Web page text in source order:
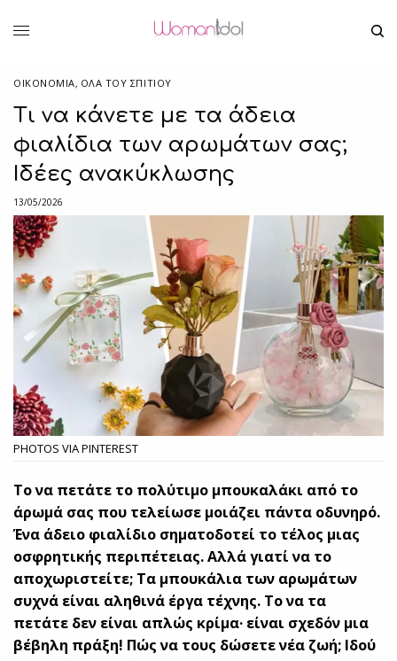
ΟΙΚΟΝΟΜΙΑ, ΌΛΑ ΤΟΥ ΣΠΙΤΙΟΥ
Τι να κάνετε με τα άδεια
φιαλίδια των αρωμάτων σας;
Ιδέες ανακύκλωσης
13/05/2026
PHOTOS VIA PINTEREST
Το να πετάτε το πολύτιμο μπουκαλάκι από το
άρωμά σας που τελείωσε μοιάζει πάντα οδυνηρό.
Ένα άδειο φιαλίδιο σηματοδοτεί το τέλος μιας
οσφρητικής περιπέτειας. Αλλά γιατί να το
αποχωριστείτε; Τα μπουκάλια των αρωμάτων
συχνά είναι αληθινά έργα τέχνης. Το να τα
πετάτε δεν είναι απλώς κρίμα· είναι σχεδόν μια
βέβηλη πράξη! Πώς να τους δώσετε νέα ζωή; Ιδού